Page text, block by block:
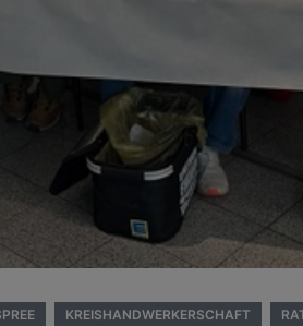
KREISHANDWERKERSCHAFT